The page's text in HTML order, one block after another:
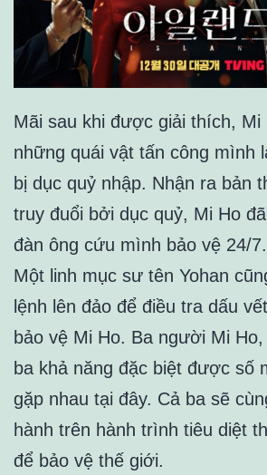
Mãi sau khi được giải thích, Mi
những quái vật tấn công mình
bị dục quỷ nhập. Nhận ra bản
truy đuổi bởi dục quỷ, Mi Ho
đàn ông cứu mình bảo vệ 24/7.
Một linh mục sư tên Yohan
lệnh lên đảo để điều tra dấu
bảo vệ Mi Ho. Ba người Mi
ba khả năng đặc biệt được số
gặp nhau tại đây. Cả ba sẽ
hành trên hành trình tiêu diệt
để bảo vệ thế giới.